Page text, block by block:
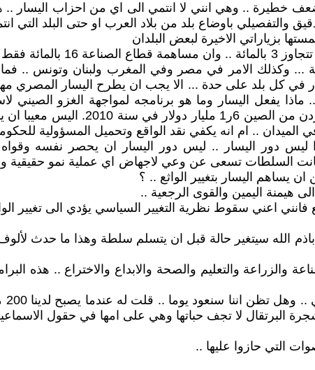
.. وهي انني لا انتمي الى اي من احزاب اليسار ..
والتفصيلي باوضاع بلد من بلاد العرب او حتى البلد التي
بزياراتي الاخيرة لبعض البلدان
ففي الاردن مثلا تقول الاحصائيات ان مساهمة
... وكذلك الامر في مصر وفي المغرب ولبنان وتونس ..
كل بلد على حدة ... الا يجب ان يطرح اليسار المصري مهام
يفعل اليسار وما هو برنامجه لمواجهة الغزو الصيني
مصانع مصر والاردن وباقي البلدان ... اليس ملفتا للنظر
.. ام انه يكفي نقد الواقع وتحميل المسؤولية
ليس دور اليسار .. ليس دور اليسار ان يحصر نفسه
السلطات تسعى عن وعي لاجهاض اي عملية نمو حقيقية
يساهم اليسار بتغيير الواثع .. ؟
هيمنة اليمين والقوى الرجعية ..
اعني سقوط نظرية التغيير السياسي يؤدي الى تغيير
باذم الله سيتغير حالة قبل ان يتسلم سلطة وهذا ما حدث
والتعليم والصحة والابداع والاختراع .. هذه
المصانع .. وشجرة الزيتون تطرح 200 كيلو في السنة وشجرة البرتقال لا تجف حباتها وهي على